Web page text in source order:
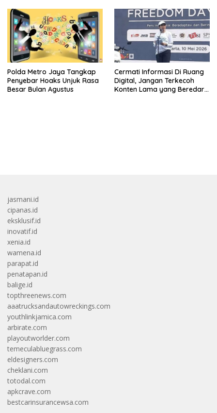
Polda Metro Jaya Tangkap
Penyebar Hoaks Unjuk Rasa
Besar Bulan Agustus
Cermati Informasi Di Ruang
Digital, Jangan Terkecoh
Konten Lama yang Beredar
jasmani.id
cipanas.id
eksklusif.id
inovatif.id
xenia.id
wamena.id
parapat.id
penatapan.id
balige.id
topthreenews.com
aaatrucksandautowreckings.com
youthlinkjamica.com
arbirate.com
playoutworlder.com
temeculabluegrass.com
eldesigners.com
cheklani.com
totodal.com
apkcrave.com
bestcarinsurancewsa.com